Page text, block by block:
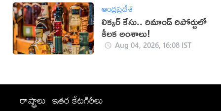
ఆంధ్రప్రదేశ్
లిక్కర్ కేసు.. రిమాండ్​ రిపోర్టులో
కీలక అంశాలు!
Aug 04, 2026, 16:08 IST
రాష్ట్రాలు ఇతర కేటగిరీలు